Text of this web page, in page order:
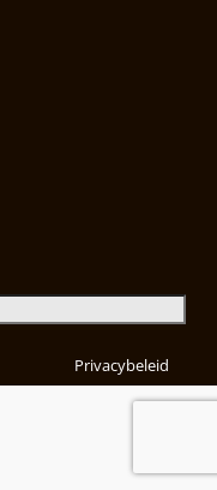
Privacybeleid